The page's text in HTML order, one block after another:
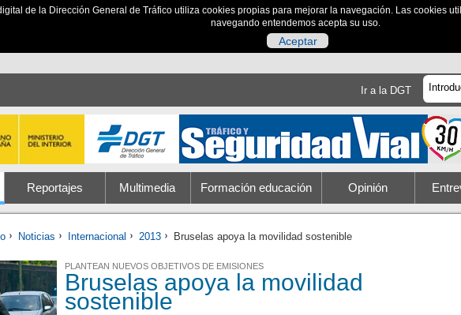
de la Dirección General de Tráfico utiliza cookies propias para mejorar la navegación. Las cookies
navegando entendemos acepta su uso.
Aceptar
Ir a la DGT
Reportajes Multimedia Formación educación Opinión
Noticias Internacional 2013 Bruselas apoya la movilidad sostenible
PLANTEAN NUEVOS OBJETIVOS DE EMISIONES
Bruselas apoya la movilidad
sostenible